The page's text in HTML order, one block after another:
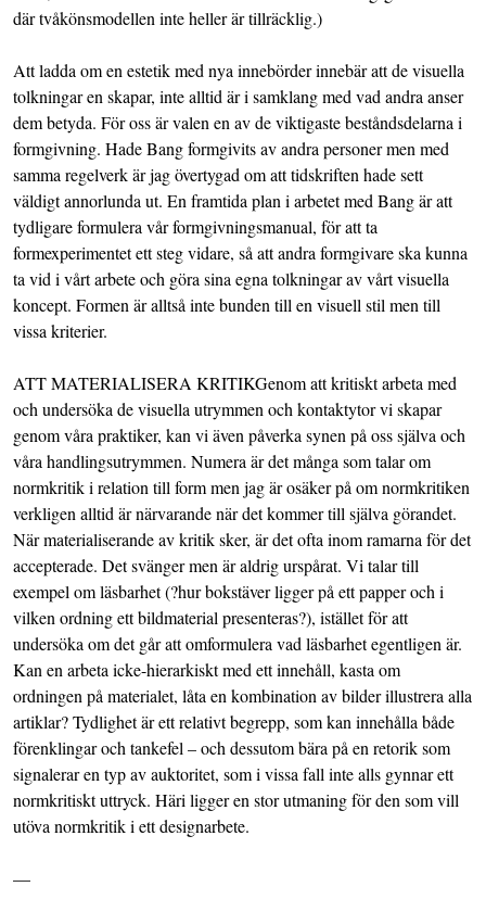
där tvåkönsmodellen inte heller är tillräcklig.)
Att ladda om en estetik med nya innebörder innebär att de visuella
tolkningar en skapar, inte alltid är i samklang med vad andra anser
dem betyda. För oss är valen en av de viktigaste beståndsdelarna i
formgivning. Hade Bang formgivits av andra personer men med
samma regelverk är jag övertygad om att tidskriften hade sett
väldigt annorlunda ut. En framtida plan i arbetet med Bang är att
tydligare formulera vår formgivningsmanual, för att ta
formexperimentet ett steg vidare, så att andra formgivare ska kunna
ta vid i vårt arbete och göra sina egna tolkningar av vårt visuella
koncept. Formen är alltså inte bunden till en visuell stil men till
vissa kriterier.
ATT MATERIALISERA KRITIKGenom att kritiskt arbeta med
och undersöka de visuella utrymmen och kontaktytor vi skapar
genom våra praktiker, kan vi även påverka synen på oss själva och
våra handlingsutrymmen. Numera är det många som talar om
normkritik i relation till form men jag är osäker på om normkritiken
verkligen alltid är närvarande när det kommer till själva görandet.
När materialiserande av kritik sker, är det ofta inom ramarna för det
accepterade. Det svänger men är aldrig urspårat. Vi talar till
exempel om läsbarhet (?hur bokstäver ligger på ett papper och i
vilken ordning ett bildmaterial presenteras?), istället för att
undersöka om det går att omformulera vad läsbarhet egentligen är.
Kan en arbeta icke-hierarkiskt med ett innehåll, kasta om
ordningen på materialet, låta en kombination av bilder illustrera alla
artiklar? Tydlighet är ett relativt begrepp, som kan innehålla både
förenklingar och tankefel – och dessutom bära på en retorik som
signalerar en typ av auktoritet, som i vissa fall inte alls gynnar ett
normkritiskt uttryck. Häri ligger en stor utmaning för den som vill
utöva normkritik i ett designarbete.
—